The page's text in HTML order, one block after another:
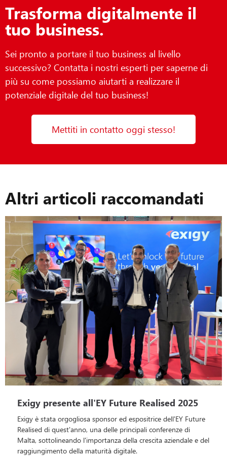
Trasforma digitalmente il
tuo business.
Sei pronto a portare il tuo business al livello
successivo? Contatta i nostri esperti per saperne di
più su come possiamo aiutarti a realizzare il
potenziale digitale del tuo business!
Mettiti in contatto oggi stesso!
Altri articoli raccomandati
Exigy presente all'EY Future Realised 2025
Exigy è stata orgogliosa sponsor ed espositrice dell'EY Future
Realised di quest'anno, una delle principali conferenze di
Malta, sottolineando l'importanza della crescita aziendale e del
raggiungimento della maturità digitale.